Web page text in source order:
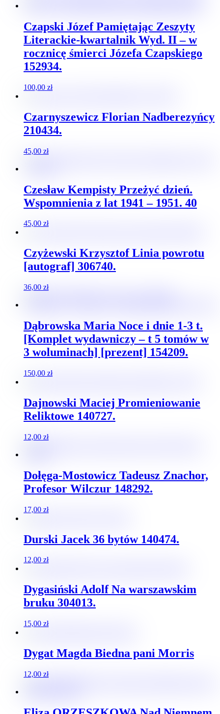
Czapski Józef Pamiętając Zeszyty
Literackie-kwartalnik Wyd. II – w
rocznicę śmierci Józefa Czapskiego
152934.
100,00 zł
Czarnyszewicz Florian Nadberezyńcy
210434.
45,00 zł
Czesław Kempisty Przeżyć dzień.
Wspomnienia z lat 1941 – 1951. 40
45,00 zł
Czyżewski Krzysztof Linia powrotu
[autograf] 306740.
36,00 zł
Dąbrowska Maria Noce i dnie 1-3 t.
[Komplet wydawniczy – t 5 tomów w
3 woluminach] [prezent] 154209.
150,00 zł
Dajnowski Maciej Promieniowanie
Reliktowe 140727.
12,00 zł
Dołęga-Mostowicz Tadeusz Znachor,
Profesor Wilczur 148292.
17,00 zł
Durski Jacek 36 bytów 140474.
12,00 zł
Dygasiński Adolf Na warszawskim
bruku 304013.
15,00 zł
Dygat Magda Biedna pani Morris
12,00 zł